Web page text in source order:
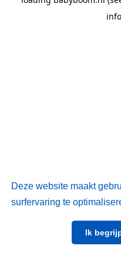
Deze website maakt
surfervaring te
Ik